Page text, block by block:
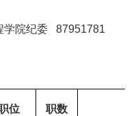
学院纪委87951781
位 职数